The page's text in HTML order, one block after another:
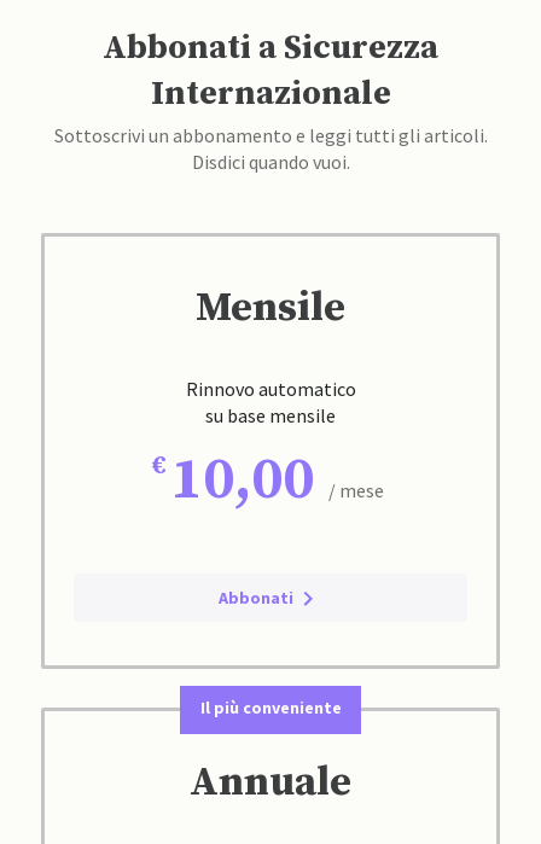
Abbonati a Sicurezza
Internazionale
Sottoscrivi un abbonamento e leggi tutti gli articoli.
Disdici quando vuoi.
Mensile
Rinnovo automatico
su base mensile
10,00 / mese
Abbonati
Il più conveniente
Annuale